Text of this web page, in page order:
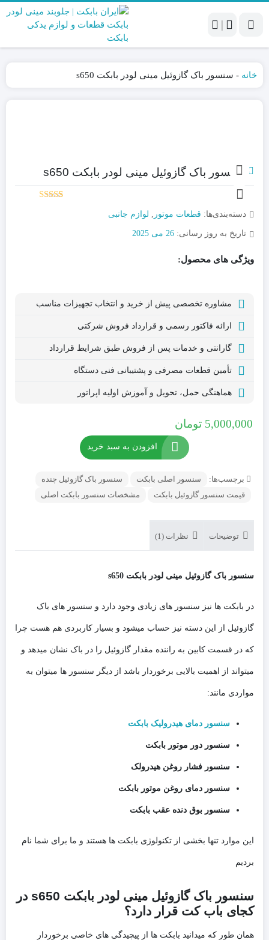
|
خانه - سنسور باک گازوئیل مینی لودر بابکت s650
سنسور باک گازوئیل مینی لودر بابکت s650
دسته‌بندی‌ها: قطعات موتور , لوازم جانبی
تاریخ به روز رسانی: 26 می 2025
ویژگی های محصول:
مشاوره تخصصی پیش از خرید و انتخاب تجهیزات مناسب
ارائه فاکتور رسمی و قرارداد فروش شرکتی
گارانتی و خدمات پس از فروش طبق شرایط قرارداد
تأمین قطعات مصرفی و پشتیبانی فنی دستگاه
هماهنگی حمل، تحویل و آموزش اولیه اپراتور
5,000,000 تومان
افزودن به سبد خرید
برچسب‌ها: سنسور اصلی بابکت
سنسور باک گازوئیل چنده
قیمت سنسور گازوئیل بابکت
مشخصات سنسور بابکت اصلی
توضیحات نظرات (1)
سنسور باک گازوئیل مینی لودر بابکت s650
در بابکت ها نیز سنسور های زیادی وجود دارد و سنسور های باک
گازوئیل از این دسته نیز حساب میشود و بسیار کاربردی هم هست چرا
که در قسمت کابین به راننده مقدار گازوئیل را در باک نشان میدهد و
میتواند از اهمیت بالایی برخوردار باشد از دیگر سنسور ها میتوان به
مواردی مانند:
سنسور دمای هیدرولیک بابکت
سنسور دور موتور بابکت
سنسور فشار روغن هیدرولک
سنسور دمای روغن موتور بابکت
سنسور بوق دنده عقب بابکت
این موارد تنها بخشی از تکنولوژی بابکت ها هستند و ما برای شما نام
بردیم
سنسور باک گازوئیل مینی لودر بابکت s650 در
کجای باب کت قرار دارد؟
همان طور که میدانید بابکت ها از پیچیدگی های خاصی برخوردار